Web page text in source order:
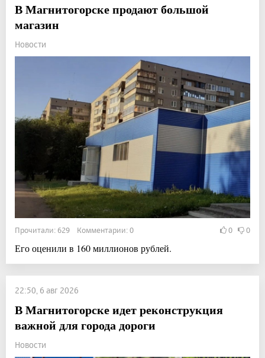
В Магнитогорске продают большой
магазин
Новости
Прочитали: 629 Комментарии: 0 0 0
Его оценили в 160 миллионов рублей.
22:50, 6 авг 2026
В Магнитогорске идет реконструкция
важной для города дороги
Новости